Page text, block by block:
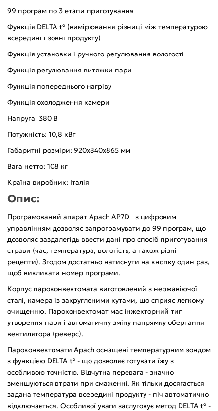
99 програм по 3 етапи приготування
Функція DELTA tº (вимірювання різниці між температурою
всередині і зовні продукту)
Функція установки і ручного регулювання вологості
Функція регулювання витяжки пари
Функція попереднього нагріву
Функція охолодження камери
Напруга: 380 В
Потужність: 10,8 кВт
Габаритні розміри: 920х840х865 мм
Вага нетто: 108 кг
Країна виробник: Італія
Опис:
Програмований апарат Apach AP7D з цифровим
управлінням дозволяє запрограмувати до 99 програм, що
дозволяє заздалегідь ввести дані про спосіб приготування
страви (час, температура, вологість, а також різні
рецепти). Згодом достатньо натиснути на кнопку один раз,
щоб викликати номер програми.
Корпус пароконвектомата виготовлений з нержавіючої
сталі, камера із закругленими кутами, що сприяє легкому
очищенню. Пароконвектомат має інжекторний тип
утворення пари і автоматичну зміну напрямку обертання
вентилятора (реверс).
Пароконвектомати Apach оснащені температурним зондом
з функцією DELTA tº - що дозволяє готувати їжу з
особливою точністю. Відчутна перевага - значно
зменшуються втрати при смаженні. Як тільки досягається
задана температура всередині продукту - піч автоматично
відключається. Особливої уваги заслуговує метод DELTA tº -